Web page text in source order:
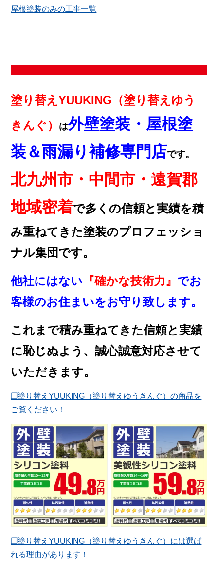
屋根塗装のみの工事一覧
塗り替えYUUKING（塗り替えゆう
きんぐ）
は外壁塗装・屋根塗
装＆雨漏り補修専門店です。
北九州市・中間市・遠賀郡
地域密着で多くの信頼と実績を積
み重ねてきた塗装のプロフェッショ
ナル集団です。
他社にはない 『確かな技術力』 でお
客様のお住まいをお守り致します。
これまで積み重ねてきた信頼と実績
に恥じぬよう、誠心誠意対応させて
いただきます。
❐塗り替えYUUKING（塗り替えゆうきんぐ）の商品を
ご覧ください！
❐塗り替えYUUKING（塗り替えゆうきんぐ）には選ば
れる理由があります！